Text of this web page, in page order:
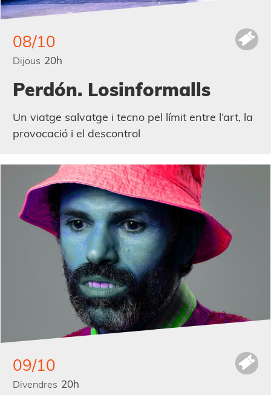
08/10
Dijous 20h
Perdón. Losinformalls
Un viatge salvatge i tecno pel límit entre l’art, la
provocació i el descontrol
09/10
Divendres 20h